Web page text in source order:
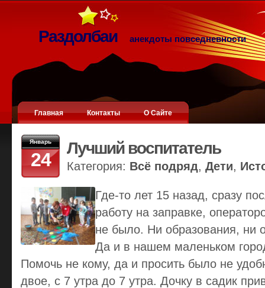
Раздолбаи анекдоты повседневности
Главная Контакты О Сайте
Январь
24
Лучший воспитатель
Категория: Всё подряд, Дети,
Где-то лет 15 назад, сразу
работу на заправке,
не было. Ни образования, ни
Да и в нашем маленьком
Помочь не кому, да и просить было не
двое, с 7 утра до 7 утра. Дочку в садик